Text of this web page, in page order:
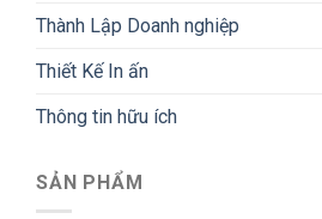
Thành Lập Doanh nghiệp
Thiết Kế In ấn
Thông tin hữu ích
SẢN PHẨM